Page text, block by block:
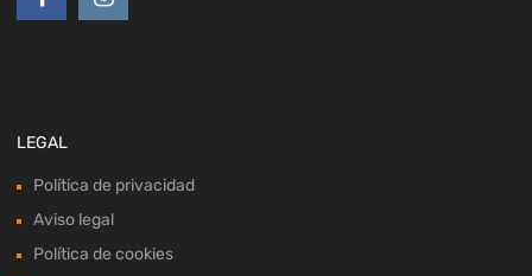
LEGAL
Política de privacidad
Aviso legal
Política de cookies